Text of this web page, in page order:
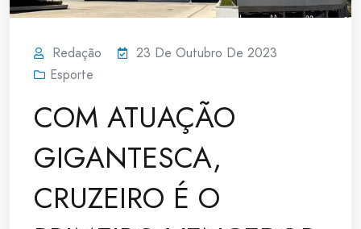
Redação
23 De Outubro De 2023
Esporte
COM ATUAÇÃO
GIGANTESCA,
CRUZEIRO É O